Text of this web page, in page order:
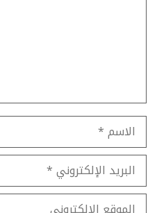
الاسم
البريد
الإلكتروني
الموقع